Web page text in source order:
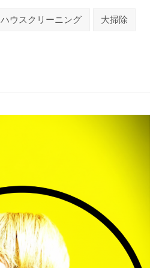
ハウスクリーニング 大掃除